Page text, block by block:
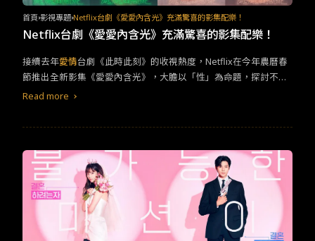
首頁 影視專題 Netflix台劇《愛愛內含光》充滿驚喜的影集配樂！
Netflix台劇《愛愛內含光》充滿驚喜的影集配樂！
接續去年愛情台劇《此時此刻》的收視熱度，Netflix在今年農曆春
節推出全新影集《愛愛內含光》，大膽以「性」為命題，探討不同
年齡層、不同性向的男男女女可能遭遇的生命課題，甫上線立刻衝
泳希」演唱〈相濡以沫〉、〈知更〉等主題曲，為她年後發行的首
張迷你專輯預熱鋪路。這位畢業於台南藝術大學，自小主修古典鋼
琴，染著一頭金髮金眉的怪奇女聲，早已是華研培訓多年的祕密武
器，不僅一手包辦演唱、創作、編曲、混音、製作等十項全能，迷
離冷冽的嗓音與這部輕鬆喜劇更激盪出精彩的化學變化。 周平克
（柯震東飾）、邱曖（詹子萱飾）是《愛愛內含光》的主線CP，JU
Read more